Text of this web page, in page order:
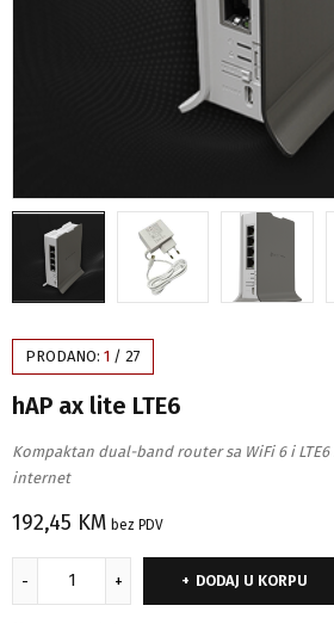
VIDEO
PRODANO: 1 / 27
hAP ax lite LTE6
Kompaktan dual-band router sa WiFi 6 i
internet
192,45 KM bez PDV
DODAJ U KORPU